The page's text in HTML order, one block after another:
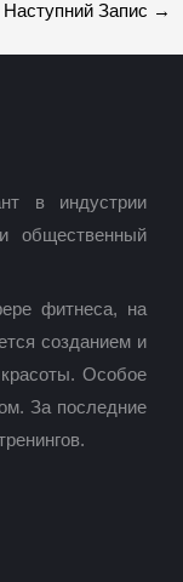
Наступний Запис →
в индустрии
общественный
фитнеса, на
созданием и
Особое
За последние